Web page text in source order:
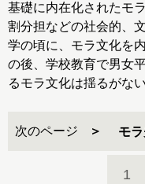
基礎に内在化されたモ
割分担などの社会的、
学の頃に、モラ文化を
の後、学校教育で男女
るモラ文化は揺るがない
次のページ モ
1